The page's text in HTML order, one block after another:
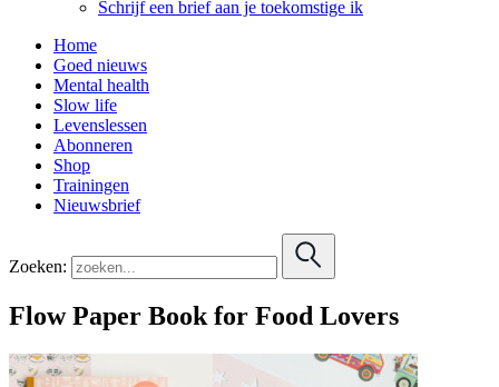
Schrijf een brief aan je toekomstige ik
Home
Goed nieuws
Mental health
Slow life
Levenslessen
Abonneren
Shop
Trainingen
Nieuwsbrief
Zoeken:
Flow Paper Book for Food Lovers